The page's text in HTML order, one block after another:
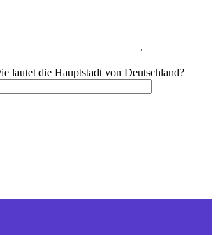
lautet die Hauptstadt von Deutschland?